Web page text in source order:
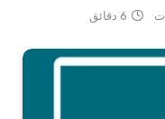
6 دقائق